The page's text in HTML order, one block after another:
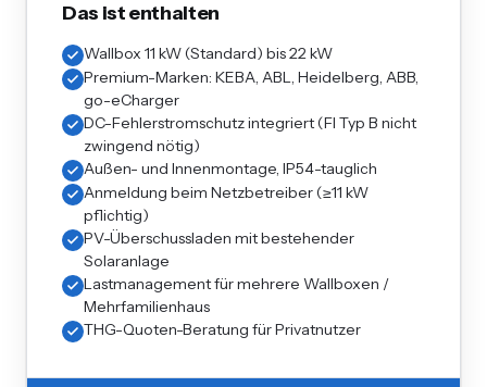
Das ist enthalten
Wallbox 11 kW (Standard) bis 22 kW
Premium-Marken: KEBA, ABL, Heidelberg, ABB,
go-eCharger
DC-Fehlerstromschutz integriert (FI Typ B nicht
zwingend nötig)
Außen- und Innenmontage, IP54-tauglich
Anmeldung beim Netzbetreiber (≥11 kW
pflichtig)
PV-Überschussladen mit bestehender
Solaranlage
Lastmanagement für mehrere Wallboxen /
Mehrfamilienhaus
THG-Quoten-Beratung für Privatnutzer